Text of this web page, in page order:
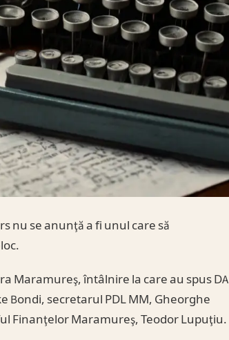
nu se anunţă a fi unul care să
Maramureş, întâlnire la care au spus DA
Bondi, secretarul PDL MM, Gheorghe
Finanţelor Maramureş, Teodor Lupuţiu.